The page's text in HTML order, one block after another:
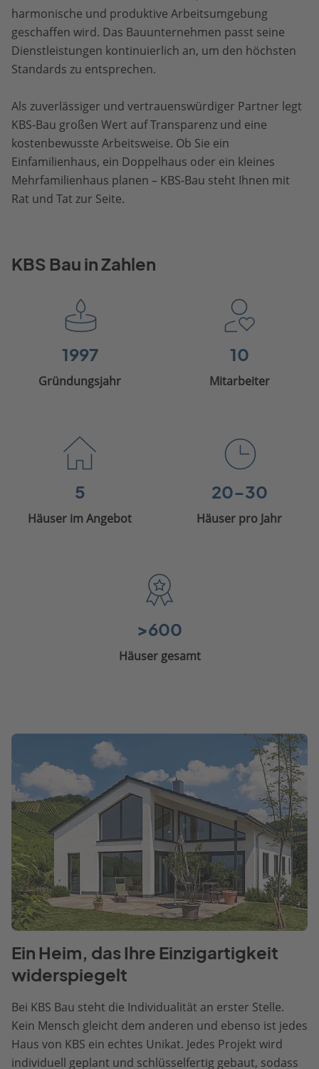
harmonische und produktive Arbeitsumgebung
geschaffen wird. Das Bauunternehmen passt seine
Dienstleistungen kontinuierlich an, um den höchsten
Standards zu entsprechen.
Als zuverlässiger und vertrauenswürdiger Partner legt
KBS-Bau großen Wert auf Transparenz und eine
kostenbewusste Arbeitsweise. Ob Sie ein
Einfamilienhaus, ein Doppelhaus oder ein kleines
Mehrfamilienhaus planen – KBS-Bau steht Ihnen mit
Rat und Tat zur Seite.
KBS Bau in Zahlen
1997
Gründungsjahr
10
Mitarbeiter
5
Häuser im Angebot
20-30
Häuser pro Jahr
>600
Häuser gesamt
Ein Heim, das Ihre Einzigartigkeit
widerspiegelt
Bei KBS Bau steht die Individualität an erster Stelle.
Kein Mensch gleicht dem anderen und ebenso ist jedes
Haus von KBS ein echtes Unikat. Jedes Projekt wird
individuell geplant und schlüsselfertig gebaut, sodass